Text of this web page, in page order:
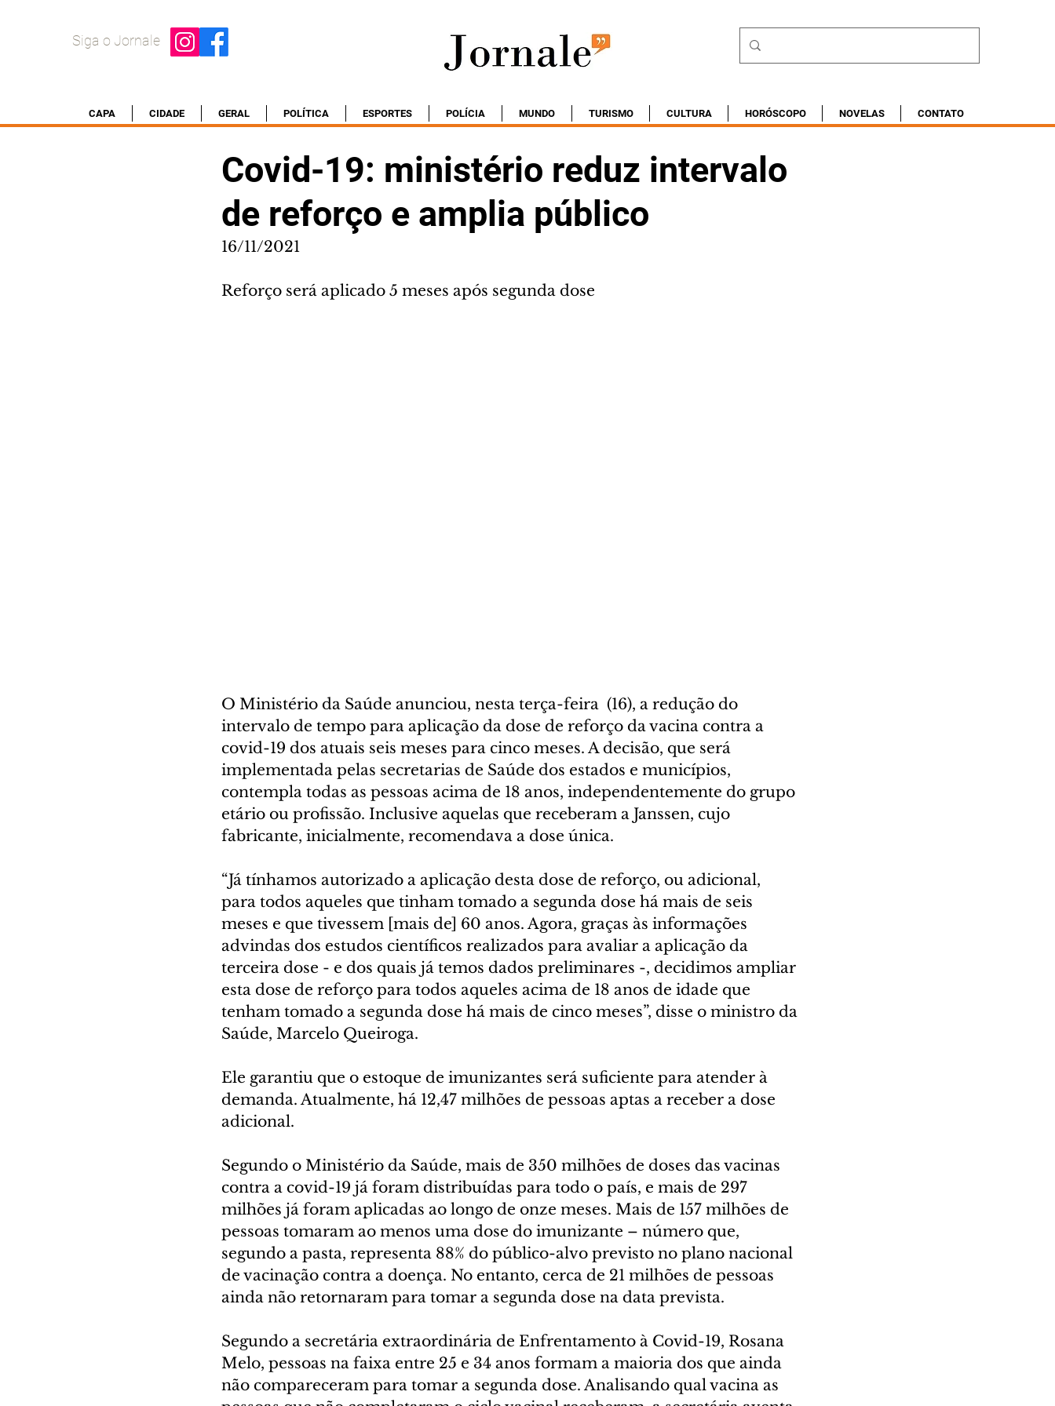
Siga o Jornale
CAPA CIDADE GERAL POLÍTICA ESPORTES POLÍCIA MUNDO TURISMO CULTURA HORÓSCOPO NOVELAS CONTATO
Covid-19: ministério reduz intervalo
de reforço e amplia público
16/11/2021
Reforço será aplicado 5 meses após segunda dose
O Ministério da Saúde anunciou, nesta terça-feira  (16), a redução do
intervalo de tempo para aplicação da dose de reforço da vacina contra a
covid-19 dos atuais seis meses para cinco meses. A decisão, que será
implementada pelas secretarias de Saúde dos estados e municípios,
contempla todas as pessoas acima de 18 anos, independentemente do grupo
etário ou profissão. Inclusive aquelas que receberam a Janssen, cujo
fabricante, inicialmente, recomendava a dose única.
“Já tínhamos autorizado a aplicação desta dose de reforço, ou adicional,
para todos aqueles que tinham tomado a segunda dose há mais de seis
meses e que tivessem [mais de] 60 anos. Agora, graças às informações
advindas dos estudos científicos realizados para avaliar a aplicação da
terceira dose - e dos quais já temos dados preliminares -, decidimos ampliar
esta dose de reforço para todos aqueles acima de 18 anos de idade que
tenham tomado a segunda dose há mais de cinco meses”, disse o ministro da
Saúde, Marcelo Queiroga.
Ele garantiu que o estoque de imunizantes será suficiente para atender à
demanda. Atualmente, há 12,47 milhões de pessoas aptas a receber a dose
adicional.
Segundo o Ministério da Saúde, mais de 350 milhões de doses das vacinas
contra a covid-19 já foram distribuídas para todo o país, e mais de 297
milhões já foram aplicadas ao longo de onze meses. Mais de 157 milhões de
pessoas tomaram ao menos uma dose do imunizante – número que,
segundo a pasta, representa 88% do público-alvo previsto no plano nacional
de vacinação contra a doença. No entanto, cerca de 21 milhões de pessoas
ainda não retornaram para tomar a segunda dose na data prevista.
Segundo a secretária extraordinária de Enfrentamento à Covid-19, Rosana
Melo, pessoas na faixa entre 25 e 34 anos formam a maioria dos que ainda
não compareceram para tomar a segunda dose. Analisando qual vacina as